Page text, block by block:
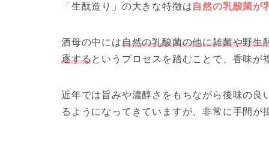
「生酛造り」の大きな特徴は自然の乳酸菌が
酒母の中には自然の乳酸菌の他に雑菌や野生
逐するというプロセスを踏むことで、香味が
近年では旨みや濃醇さをもちながら後味の
るようになってきていますが、非常に手間